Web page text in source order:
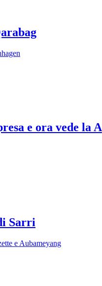
e ora vede la A
Sarri
e Aubameyang